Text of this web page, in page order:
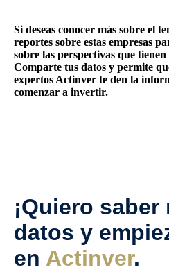
Si deseas conocer más sobre el
reportes sobre estas empresas
sobre las perspectivas que
Comparte tus datos y permite
expertos Actinver te den la
comenzar a invertir.
¡Quiero
datos y
en Actinver.